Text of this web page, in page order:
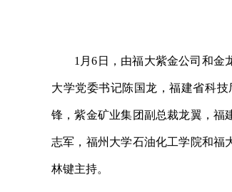
1月6日，由福大紫金公司和金
大学党委书记陈国龙，福建省科
锋，紫金矿业集团副总裁龙翼，福
志军，福州大学石油化工学院和福
林键主持。